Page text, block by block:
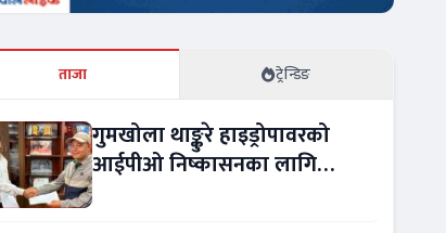
ताजा ट्रेन्डिङ
गुमखोला थाङ्कुरे हाइड्रोपावरको
आईपीओ निष्कासनका लागि